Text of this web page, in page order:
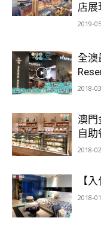
店展
2019-
全澳
2018-
澳門
自助
2018-
【
2018-